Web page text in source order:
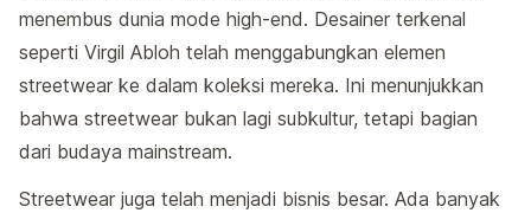
menembus dunia mode high-end. Desainer terkenal
seperti Virgil Abloh telah menggabungkan elemen
streetwear ke dalam koleksi mereka. Ini menunjukkan
bahwa streetwear bukan lagi subkultur, tetapi bagian
dari budaya mainstream.
Streetwear juga telah menjadi bisnis besar. Ada banyak